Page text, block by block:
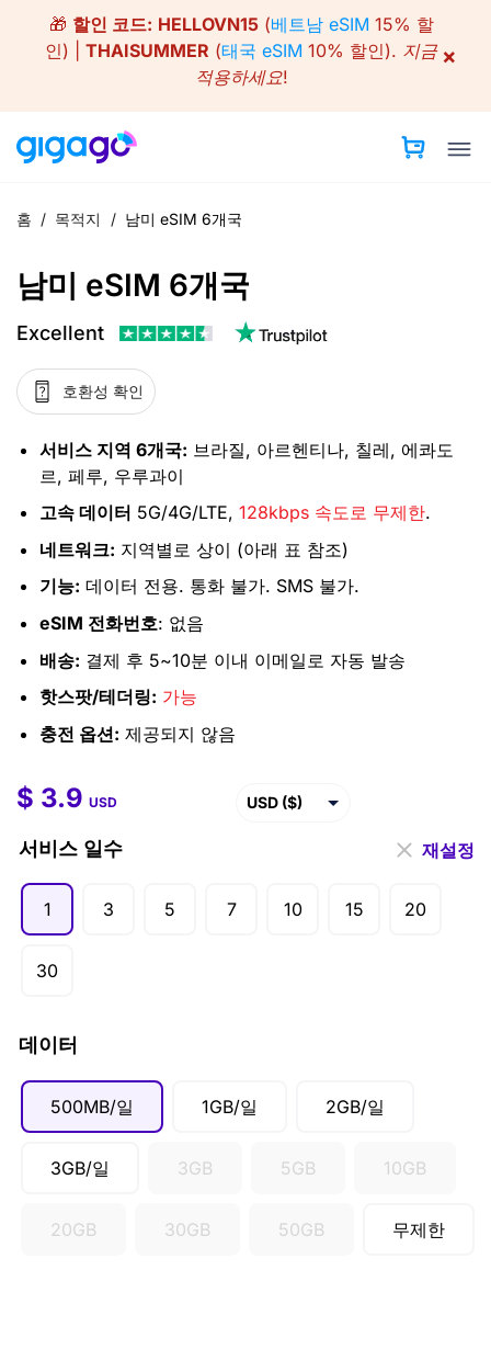
content
🎁 할인 코드: HELLOVN15(베트남 eSIM 15% 할
인) | THAISUMMER (태국 eSIM 10% 할인). 지금
적용하세요!
×
홈 / 목적지 / 남미 eSIM 6개국
남미 eSIM 6개국
Excellent
호환성 확인
서비스 지역 6개국: 브라질, 아르헨티나, 칠레, 에콰도
르, 페루, 우루과이
고속 데이터 5G/4G/LTE, 128kbps 속도로 무제한.
네트워크: 지역별로 상이 (아래 표 참조)
기능: 데이터 전용. 통화 불가. SMS 불가.
eSIM 전화번호: 없음
배송: 결제 후 5~10분 이내 이메일로 자동 발송
핫스팟/테더링: 가능
충전 옵션: 제공되지 않음
$ 3.9 –$ USD ($)
AUD ($)
서비스 일수
1 3 5 7 10 15 20
30
데이터
500MB/일 1GB/일 2GB/일
3GB/일 3GB 5GB 10GB
20GB 30GB 50GB 무제한
재설정
$ 3.9 USD